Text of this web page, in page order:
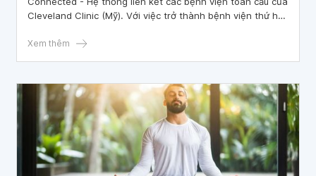
Cleveland Clinic (Mỹ). Với việc trở thành bệnh viện thứ hai
thế giới, Vinmec tiếp tục khẳng định chiến lược vươn tầm
Xem thêm